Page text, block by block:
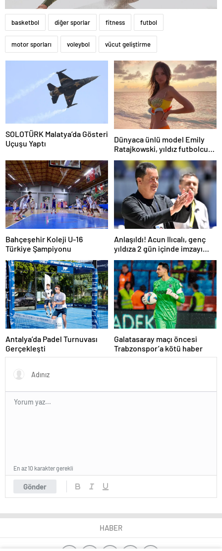
basketbol diğer sporlar fitness futbol
motor sporları voleybol vücut geliştirme
SOLOTÜRK Malatya’da Gösteri
Uçuşu Yaptı
Dünyaca ünlü model Emily
Ratajkowski, yıldız futbolcuya
Bahçeşehir Koleji U-16
Türkiye Şampiyonu
Anlaşıldı! Acun Ilıcalı, genç
yıldıza 2 gün içinde imzayı
Antalya’da Padel Turnuvası
Gerçekleşti
Galatasaray maçı öncesi
Trabzonspor’a kötü haber
Gönder
En az 10 karakter gerekli
HABER